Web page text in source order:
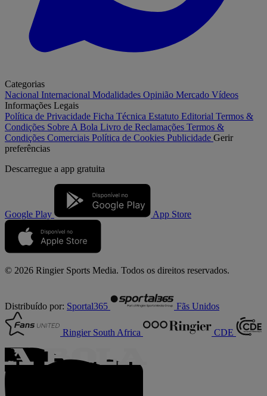
Categorias
Nacional Internacional Modalidades Opinião Mercado Vídeos
Informações Legais
Política de Privacidade Ficha Técnica Estatuto Editorial Termos &
Condições Sobre A Bola Livro de Reclamações Termos &
Condições Comerciais Política de Cookies Publicidade Gerir
preferências
Descarregue a app gratuita
Google Play App Store
© 2026 Ringier Sports Media. Todos os direitos reservados.
Distribuído por: Sportal365 Fãs Unidos
Ringier South Africa CDE